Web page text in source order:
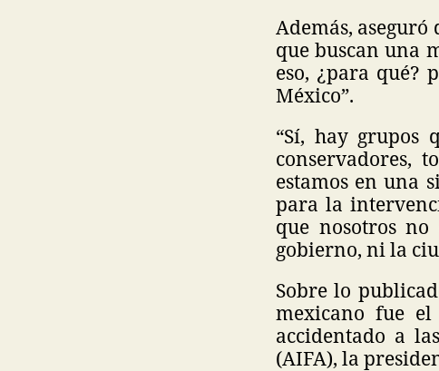
Además, aseguró
que buscan una
eso, ¿para qué?
México”.
“Sí, hay grupos
conservadores,
estamos en una
para la
que nosotros
gobierno, ni la
Sobre lo
mexicano fue
accidentado a
(AIFA), la